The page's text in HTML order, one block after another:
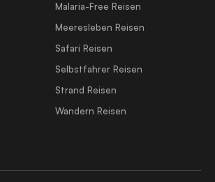
Malaria-Free Reisen
Meeresleben Reisen
Safari Reisen
Selbstfahrer Reisen
Strand Reisen
Wandern Reisen